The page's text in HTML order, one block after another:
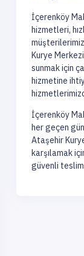
İçerenköy
hizmetleri,
Kurye
sunmak için
hizmetine
İçerenköy
her geçen
Ataşehir
karşılamak
güvenli